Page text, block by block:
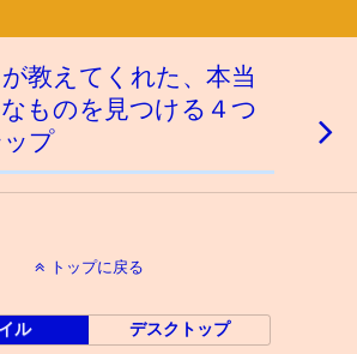
教えてくれた、本当
ものを見つける４つ
プ
トップに戻る
ル デスクトップ